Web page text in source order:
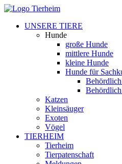
UNSERE TIERE
Hunde
große Hunde
mittlere Hunde
kleine Hunde
Hunde für
Katzen
Kleinsäuger
Exoten
Vögel
TIERHEIM
Tierheim
Tierpatenschaft